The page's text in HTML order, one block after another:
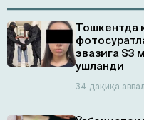
Тошкентда
эвазига $3
ушланди
34 дақиқа аввал